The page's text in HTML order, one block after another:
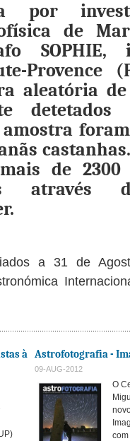
por
de
SOPHIE,
Provence
aleatória
detetados
amostra
de 2300
através
a 31 de
à Astrofotografia -
09-AUG-2012
O